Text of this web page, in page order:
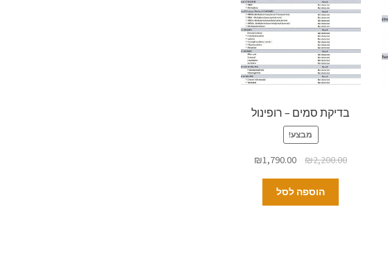
בדיקת סמים – רופינול
מבצע!
₪2,200.00
₪1,790.00
הוספה לסל